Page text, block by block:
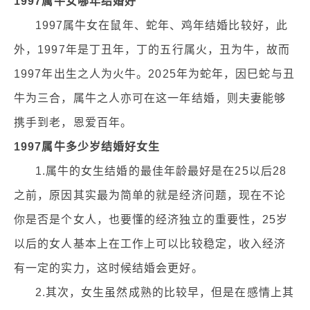
1997属牛女在鼠年、蛇年、鸡年结婚比较好，此
外，1997年是丁丑年，丁的五行属火，丑为牛，故而
1997年出生之人为火牛。2025年为蛇年，因巳蛇与丑
牛为三合，属牛之人亦可在这一年结婚，则夫妻能够
携手到老，恩爱百年。
1997属牛多少岁结婚好女生
1.属牛的女生结婚的最佳年龄最好是在25以后28
之前，原因其实最为简单的就是经济问题，现在不论
你是否是个女人，也要懂的经济独立的重要性，25岁
以后的女人基本上在工作上可以比较稳定，收入经济
有一定的实力，这时候结婚会更好。
2.其次，女生虽然成熟的比较早，但是在感情上其